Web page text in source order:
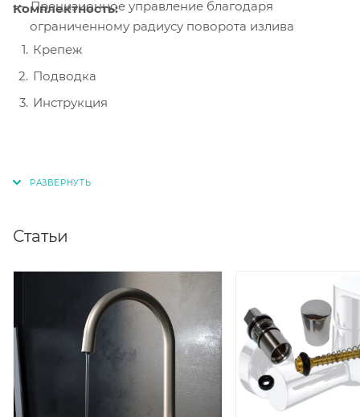
Прецизионное управление благодаря
ограниченному радиусу поворота излива
Комплектность:
Крепеж
Подводка
Инструкция
Статьи